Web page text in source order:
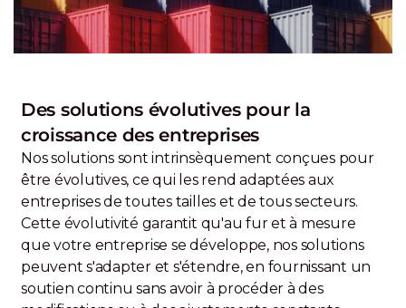
Des solutions évolutives pour la
croissance des entreprises
Nos solutions sont intrinsèquement conçues pour
être évolutives, ce qui les rend adaptées aux
entreprises de toutes tailles et de tous secteurs.
Cette évolutivité garantit qu'au fur et à mesure
que votre entreprise se développe, nos solutions
peuvent s'adapter et s'étendre, en fournissant un
soutien continu sans avoir à procéder à des